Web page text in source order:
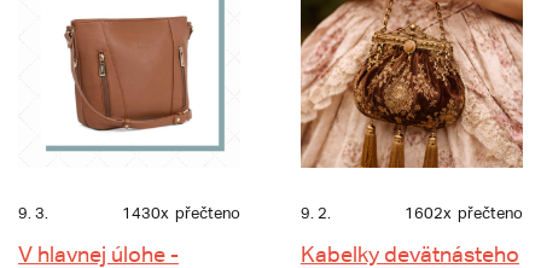
9. 3. 1430x přečteno
V hlavnej úlohe -
9. 2. 1602x přečteno
Kabelky devätnásteho